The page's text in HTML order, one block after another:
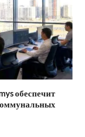
обеспечит